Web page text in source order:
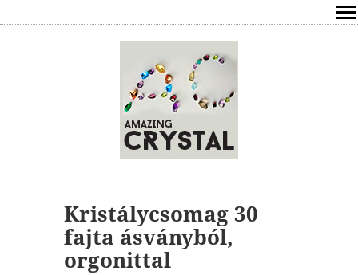
ÍRÁSOK
ÁSVÁNYOK HATÁSAI
ONLINE GYÓGYÍTÁS,TANÁCSADÁS
Kristálycsomag 30
fajta ásványból,
orgonittal